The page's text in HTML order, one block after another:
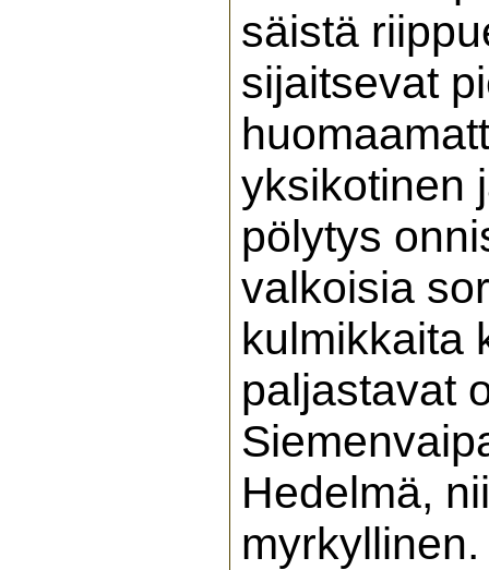
säistä
sijaitsevat
yksikotinen
pölytys
valkoisia
kulmikkaita
paljastavat
Hedelmä,